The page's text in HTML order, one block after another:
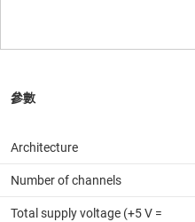
Architecture
Number of channels
Total supply voltage (+5 V =